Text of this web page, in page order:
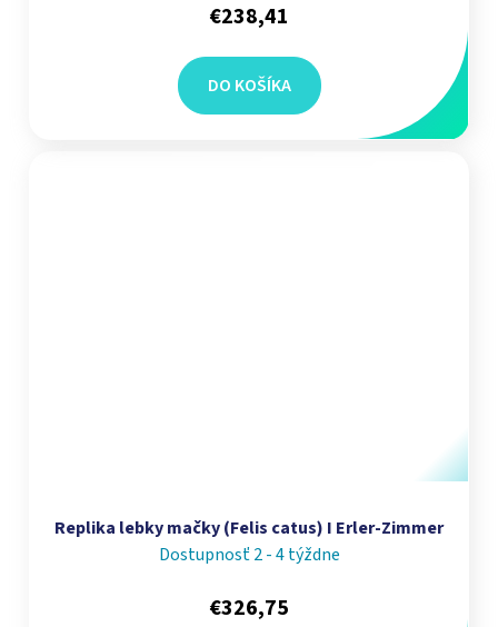
€238,41
DO KOŠÍKA
Replika lebky mačky (Felis catus) I Erler-Zimmer
Dostupnosť 2 - 4 týždne
€326,75